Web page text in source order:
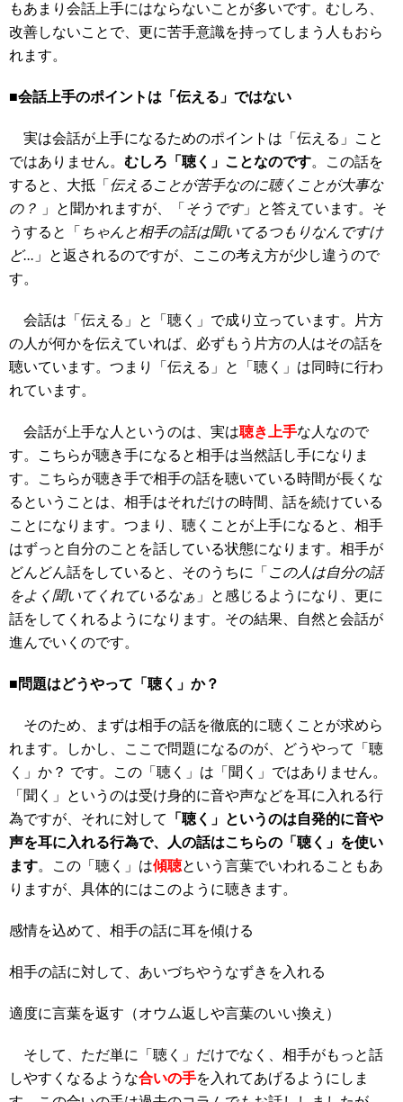
もあまり会話上手にはならないことが多いです。むしろ、
改善しないことで、更に苦手意識を持ってしまう人もおら
れます。
■会話上手のポイントは「伝える」ではない
実は会話が上手になるためのポイントは「伝える」こと
ではありません。 むしろ「聴く」ことなのです。この話を
すると、大抵「 伝えることが苦手なのに聴くことが大事な
の？
」と聞かれますが、「 そうです」と答えています。そ
うすると「 ちゃんと相手の話は聞いてるつもりなんですけ
ど... 」と返されるのですが、ここの考え方が少し違うので
す。
会話は「伝える」と「聴く」で成り立っています。片方
の人が何かを伝えていれば、必ずもう片方の人はその話を
聴いています。つまり「伝える」と「聴く」は同時に行わ
れています。
会話が上手な人というのは、実は聴き上手な人なので
す。こちらが聴き手になると相手は当然話し手になりま
す。こちらが聴き手で相手の話を聴いている時間が長くな
るということは、相手はそれだけの時間、話を続けている
ことになります。つまり、聴くことが上手になると、相手
はずっと自分のことを話している状態になります。相手が
どんどん話をしていると、そのうちに「 この人は自分の話
をよく聞いてくれているなぁ 」と感じるようになり、更に
話をしてくれるようになります。その結果、自然と会話が
進んでいくのです。
■問題はどうやって「聴く」か？
そのため、まずは相手の話を徹底的に聴くことが求めら
れます。しかし、ここで問題になるのが、どうやって「聴
く」か？ です。この「聴く」は「聞く」ではありません。
「聞く」というのは受け身的に音や声などを耳に入れる行
為ですが、それに対して
「聴く」というのは自発的に音や
声を耳に入れる行為で、人の話はこちらの「聴く」を使い
ます。この「聴く」は傾聴という言葉でいわれることもあ
りますが、具体的にはこのように聴きます。
感情を込めて、相手の話に耳を傾ける
相手の話に対して、あいづちやうなずきを入れる
適度に言葉を返す（オウム返しや言葉のいい換え）
そして、ただ単に「聴く」だけでなく、相手がもっと話
しやすくなるような合いの手を入れてあげるようにしま